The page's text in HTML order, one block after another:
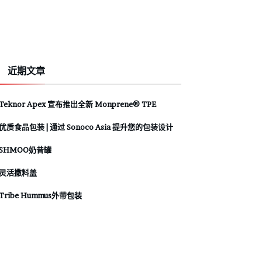
近期文章
Apex 宣布推出全新 Monprene® TPE
质食品包装 | 通过 Sonoco Asia 提升您的包装设计
奶昔罐
灵活撒料盖
Hummus外带包装